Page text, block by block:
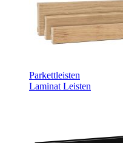
Parkettleisten
Laminat Leisten